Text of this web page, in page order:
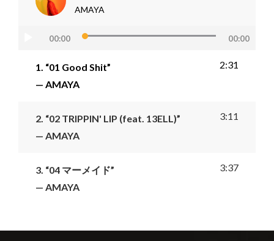
AMAYA
00:00 00:00
1. “01 Good Shit”
— AMAYA
2:31
2. “02 TRIPPIN' LIP (feat. 13ELL)”
— AMAYA
3:11
3. “04 マーメイド”
— AMAYA
3:37